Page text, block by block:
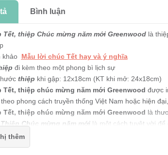
Bình luận
Tết, thiệp Chúc mừng năm mới Greenwood là
khảo Mẫu lời chúc Tết hay và ý nghĩa
đi kèm theo một phong bì lịch sự
thiệp khi gập: 12x18cm (KT khi mở: 24x18cm)
Tết, thiệp chúc mừng năm mới Greenwood được
theo phong cách truyền thống Việt Nam hoặc hiện
Tết, thiệp chúc mừng năm mới Greenwood là
Thiệp Chúc mừng năm mớilà một cách tuyệt vời để
tác trong suốt một năm qua.
chúc mừng năm mới
thêm